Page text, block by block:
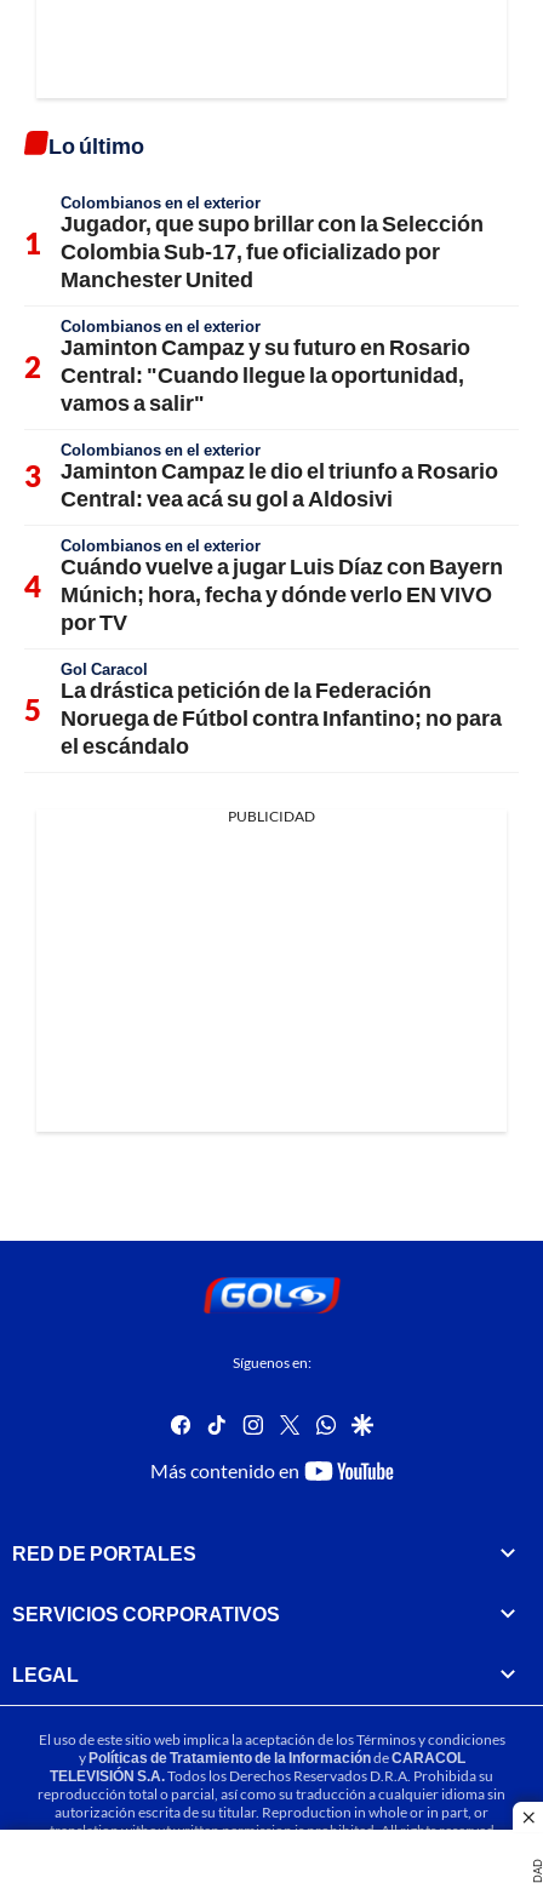
Lo último
Colombianos en el exterior
Jugador, que supo brillar con la Selección
Colombia Sub-17, fue oficializado por
Manchester United
Colombianos en el exterior
Jaminton Campaz y su futuro en Rosario
Central: "Cuando llegue la oportunidad,
vamos a salir"
Colombianos en el exterior
Jaminton Campaz le dio el triunfo a Rosario
Central: vea acá su gol a Aldosivi
Colombianos en el exterior
Cuándo vuelve a jugar Luis Díaz con Bayern
Múnich; hora, fecha y dónde verlo EN VIVO
por TV
Gol Caracol
La drástica petición de la Federación
Noruega de Fútbol contra Infantino; no para
el escándalo
PUBLICIDAD
Síguenos en:
facebook
tiktok instagram
twitterwhatsapp
google
Más contenido en
youtube-
RED DE PORTALES
SERVICIOS CORPORATIVOS
LEGAL
El uso de este sitio web implica la aceptación de losTérminos y condiciones
yPolíticas de Tratamiento de la InformacióndeCARACOL
TELEVISIÓN S.A.Todos los Derechos Reservados D.R.A. Prohibida su
reproducción total o parcial, así como su traducción a cualquier idioma sin
autorización escrita de su titular. Reproduction in whole or in part, or
translation without written permission is prohibited. All rights reserved